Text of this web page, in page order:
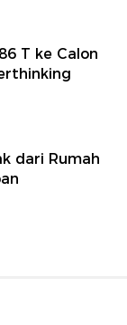
T ke Calon
dari Rumah